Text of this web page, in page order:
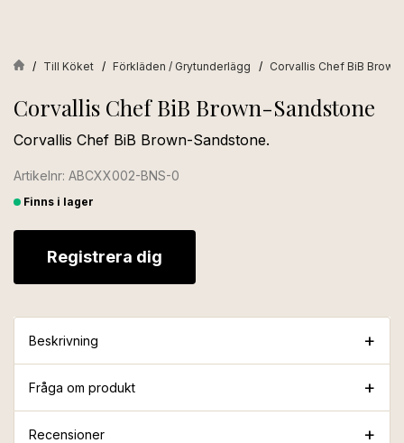
Till Köket Förkläden / Grytunderlägg Corvallis Chef BiB
Corvallis Chef BiB Brown-Sandstone
Corvallis Chef BiB Brown-Sandstone.
Artikelnr: ABCXX002-BNS-0
Finns i lager
Registrera dig
Beskrivning
Fråga om produkt
Recensioner